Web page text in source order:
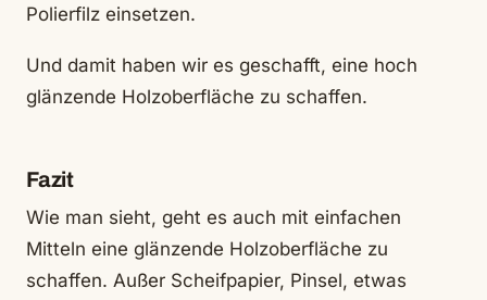
Polierfilz einsetzen.
Und damit haben wir es geschafft, eine hoch
glänzende Holzoberfläche zu schaffen.
Fazit
Wie man sieht, geht es auch mit einfachen
Mitteln eine glänzende Holzoberfläche zu
schaffen. Außer Scheifpapier, Pinsel, etwas